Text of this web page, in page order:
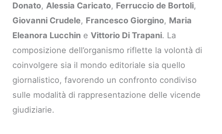
Donato,Alessia Caricato, Ferruccio de Bortoli,
Giovanni Crudele, Francesco Giorgino, Maria
Eleanora Lucchin eVittorio Di Trapani. La
composizione dell’organismo riflette la volontà di
coinvolgere sia il mondo editoriale sia quello
giornalistico, favorendo un confronto condiviso
sulle modalità di rappresentazione delle vicende
giudiziarie.